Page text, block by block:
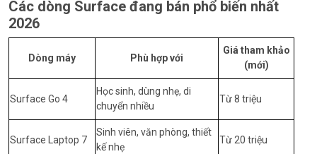
Các dòng Surface đang bán phổ biến nhất
2026
Dòng máy Phù hợp với
Giá tham khảo
(mới)
Surface Go 4
Học sinh, dùng nhẹ, di
chuyển nhiều
Từ 8 triệu
Surface Laptop 7
Sinh viên, văn phòng, thiết
kế nhẹ
Từ 20 triệu